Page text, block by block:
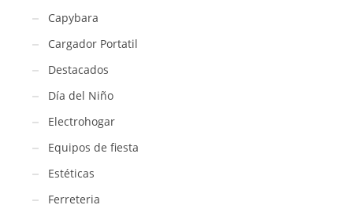
Capybara
Cargador Portatil
Destacados
Día del Niño
Electrohogar
Equipos de fiesta
Estéticas
Ferreteria